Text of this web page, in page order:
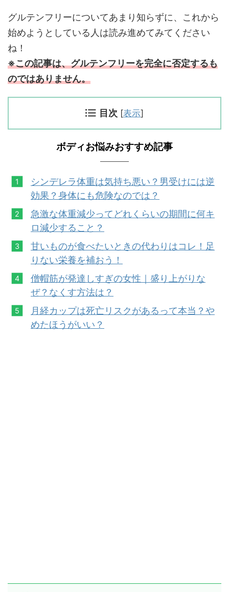
グルテンフリーについてあまり知らずに、これから
始めようとしている人は読み進めてみてください
ね！
※この記事は、グルテンフリーを完全に否定するも
のではありません。
目次 [表示]
ボディお悩みおすすめ記事
シンデレラ体重は気持ち悪い？男受けには逆
効果？身体にも危険なのでは？
急激な体重減少ってどれくらいの期間に何キ
ロ減少すること？
甘いものが食べたいときの代わりはコレ！足
りない栄養を補おう！
僧帽筋が発達しすぎの女性｜盛り上がりな
ぜ？なくす方法は？
月経カップは死亡リスクがあるって本当？や
めたほうがいい？